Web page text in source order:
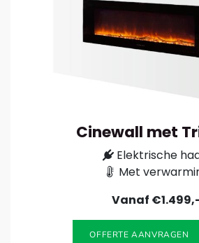
Cinewall met
Elektrische
Met
Vanaf
OFFERTE AANVRAGEN